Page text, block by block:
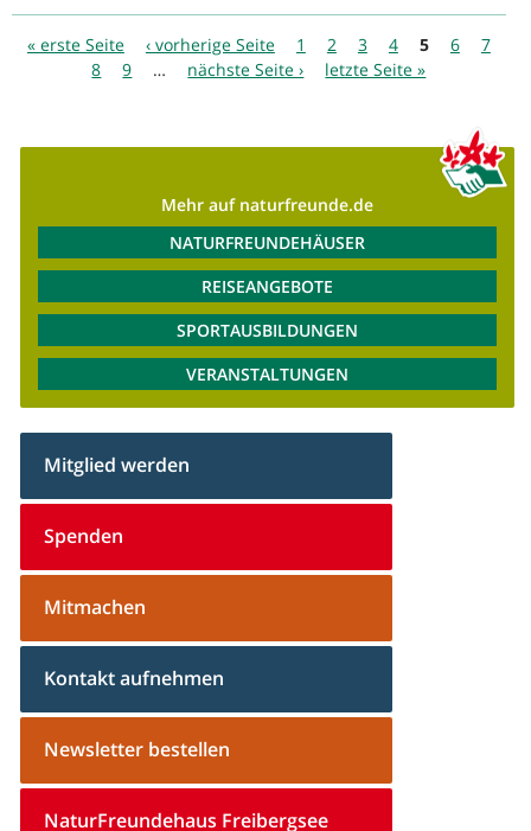
Seiten
« erste Seite ‹ vorherige Seite 1 2 3 4 5 6
7
8
9 … nächste Seite › letzte Seite »
Mehr auf naturfreunde.de
NATURFREUNDEHÄUSER
REISEANGEBOTE
SPORTAUSBILDUNGEN
VERANSTALTUNGEN
Mitglied werden
Spenden
Mitmachen
Kontakt aufnehmen
Newsletter bestellen
NaturFreundehaus Freibergsee